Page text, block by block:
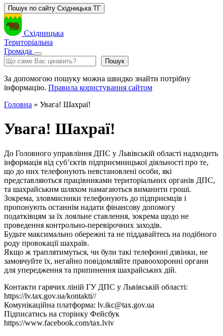
Пошук по сайту Східницька ТГ
Східницька
Територіальна
Громада
Пошук
Пошук
За допомогою пошуку можна швидко знайти потрібну
інформацію. Правила користування сайтом
Головна » Увага! Шахраї!
Увага! Шахраї!
До Головного управління ДПС у Львівській області надходить
інформація від суб’єктів підприємницької діяльності про те,
що до них телефонують невстановлені особи, які
представляються працівниками територіальних органів ДПС,
та шахрайським шляхом намагаються виманити гроші.
Зокрема, зловмисники телефонують до підприємців і
пропонують останнім надати фінансову допомогу
податківцям за їх лояльне ставлення, зокрема щодо не
проведення контрольно-перевірочних заходів.
Будьте максимально обережні та не піддавайтесь на подібного
роду провокації шахраїв.
Якщо ж траплятимуться, чи були такі телефонні дзвінки, не
замовчуйте їх, негайно повідомляйте правоохоронні органи
для упередження та припинення шахрайських дій.
Контакти гарячих ліній ГУ ДПС у Львівській області:
https://lv.tax.gov.ua/kontakti//
Комунікаційна платформа: lv.ikc@tax.gov.ua
Підписатись на сторінку Фейсбук
https://www.facebook.com/tax.lviv